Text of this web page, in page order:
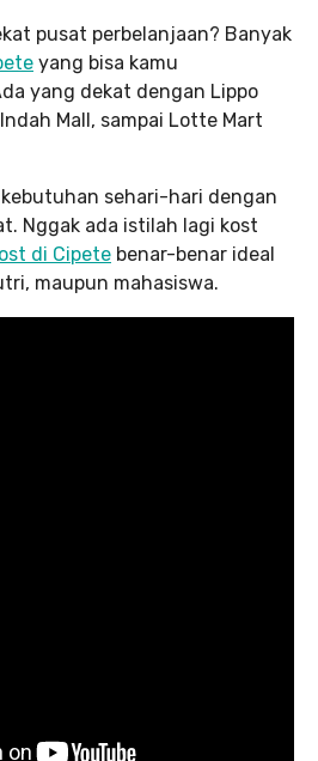
pusat perbelanjaan? Banyak
yang bisa kamu
yang dekat dengan Lippo
Mall, sampai Lotte Mart
sehari-hari dengan
Nggak ada istilah lagi kost
di Cipete benar-benar ideal
maupun mahasiswa.